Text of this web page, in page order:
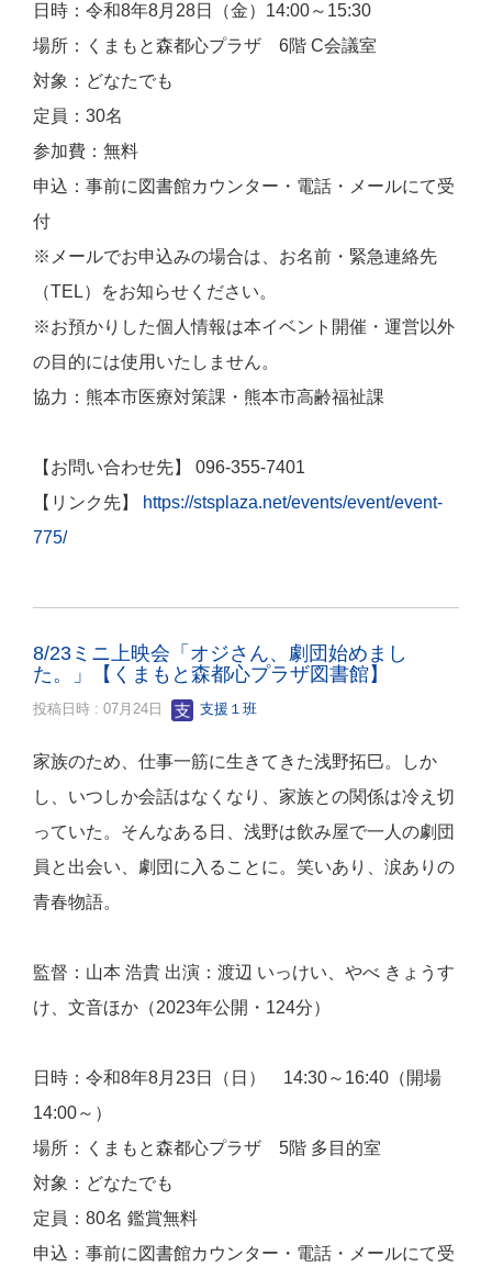
日時：令和8年8月28日（金）14:00～15:30
場所：くまもと森都心プラザ 6階 C会議室
対象：どなたでも
定員：30名
参加費：無料
申込：事前に図書館カウンター・電話・メールにて受
付
※メールでお申込みの場合は、お名前・緊急連絡先
（TEL）をお知らせください。
※お預かりした個人情報は本イベント開催・運営以外
の目的には使用いたしません。
協力：熊本市医療対策課・熊本市高齢福祉課
【お問い合わせ先】 096-355-7401
【リンク先】
https://stsplaza.net/events/event/event-
775/
8/23ミニ上映会「オジさん、劇団始めまし
た。」【くまもと森都心プラザ図書館】
投稿日時 : 07月24日 支援１班
家族のため、仕事一筋に生きてきた浅野拓巳。しか
し、いつしか会話はなくなり、家族との関係は冷え切
っていた。そんなある日、浅野は飲み屋で一人の劇団
員と出会い、劇団に入ることに。笑いあり、涙ありの
青春物語。
監督：山本 浩貴 出演：渡辺 いっけい、やべ きょうす
け、文音ほか（2023年公開・124分）
日時：令和8年8月23日（日） 14:30～16:40（開場
14:00～）
場所：くまもと森都心プラザ 5階 多目的室
対象：どなたでも
定員：80名 鑑賞無料
申込：事前に図書館カウンター・電話・メールにて受